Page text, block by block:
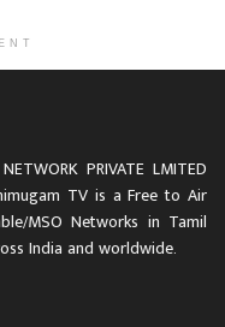
PRIVATE LMITED
TV is a Free to Air
MSO Networks in Tamil
India and worldwide.